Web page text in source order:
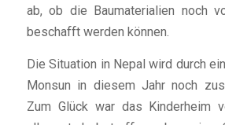
ab, ob die Baumaterialien noch
beschafft werden können.
Die Situation in Nepal wird durch
Monsun in diesem Jahr noch
Zum Glück war das Kinderheim